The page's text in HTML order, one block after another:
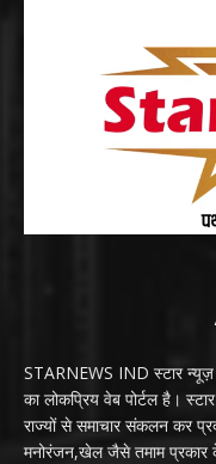
STARNEWS IND स्टार न्यूज़
का लोकप्रिय वेब पोर्टल है।
राज्यों से समाचार संकलन कर
मनोरंजन,खेल जैसे तमाम प्रकार के